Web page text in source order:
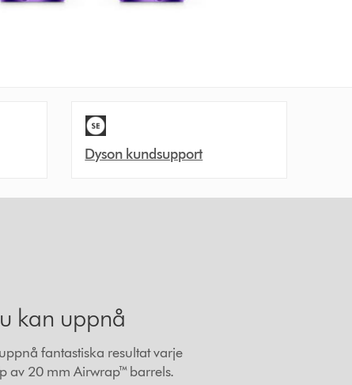
Dyson kundsupport
kan uppnå
fantastiska resultat varje
av 20 mm Airwrap™ barrels.